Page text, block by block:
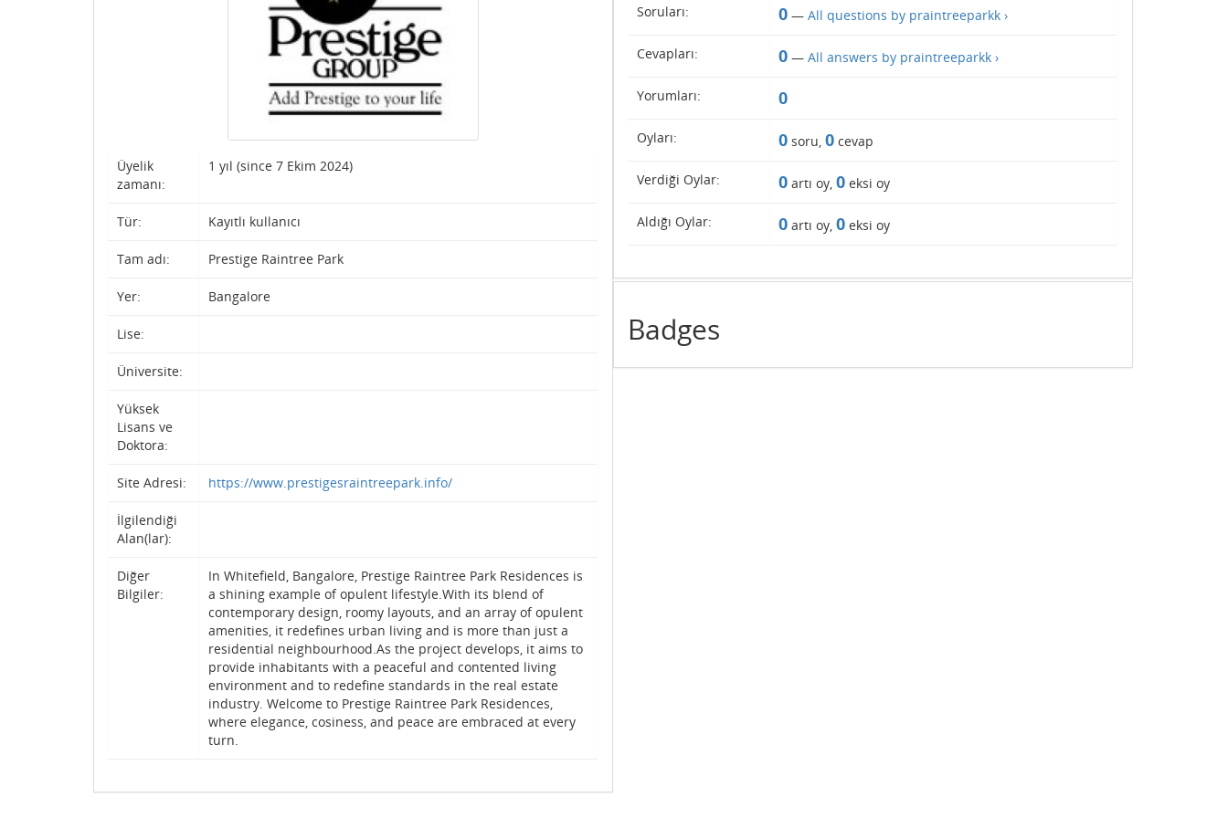
Üyelik
zamanı:
1 yıl (since 7 Ekim 2024)
Tür: Kayıtlı kullanıcı
Tam adı: Prestige Raintree Park
Yer: Bangalore
Lise:
Üniversite:
Yüksek
Lisans ve
Doktora:
Site Adresi: https://www.prestigesraintreepark.info/
İlgilendiği
Alan(lar):
Diğer
Bilgiler:
In Whitefield, Bangalore, Prestige Raintree Park Residences is
a shining example of opulent lifestyle.With its blend of
contemporary design, roomy layouts, and an array of opulent
amenities, it redefines urban living and is more than just a
residential neighbourhood.As the project develops, it aims to
provide inhabitants with a peaceful and contented living
environment and to redefine standards in the real estate
industry. Welcome to Prestige Raintree Park Residences,
where elegance, cosiness, and peace are embraced at every
turn.
Soruları: 0— All questions by praintreeparkk ›
Cevapları: 0— All answers by praintreeparkk ›
Yorumları: 0
Oyları: 0soru, 0cevap
Verdiği Oylar: 0artı oy, 0eksi oy
Aldığı Oylar: 0artı oy, 0eksi oy
Badges